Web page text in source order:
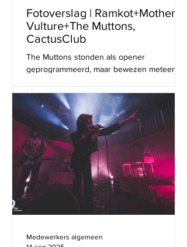
Fotoverslag | Ramkot+Mother
Vulture+The Muttons,
CactusClub
The Muttons stonden als opener
geprogrammeerd, maar bewezen meteen
set was kort maar krachtig en zette de toon
voor een avond vol gitaargeweld. Mother
Vulture, bewees in Brugge dat ze een van
de meest intense livebands van het moment
zijn. Hun optreden was vernietigend en een
ware uitbarsting van energie. Hopelijk
mogen we deze Engelse band nog vaker
verwelkomen op Belgische podia Het
concert van Ramkot was een explosieve mix
Medewerkers algemeen